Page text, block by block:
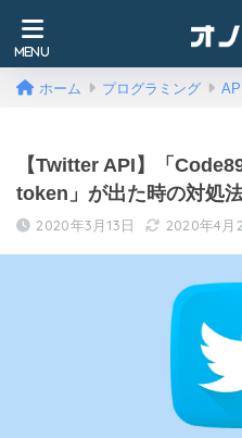
ホーム プログラミング API
【Twitter API】「
token」が出た時の対処
2020年3月13日 2020年4月